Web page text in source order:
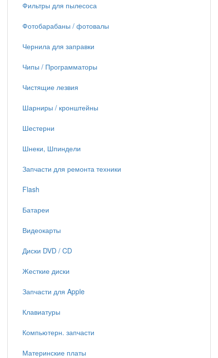
Фильтры для пылесоса
Фотобарабаны / фотовалы
Чернила для заправки
Чипы / Программаторы
Чистящие лезвия
Шарниры / кронштейны
Шестерни
Шнеки, Шпиндели
Запчасти для ремонта техники
Flash
Батареи
Видеокарты
Диски DVD / CD
Жесткие диски
Запчасти для Apple
Клавиатуры
Компьютерн. запчасти
Материнские платы